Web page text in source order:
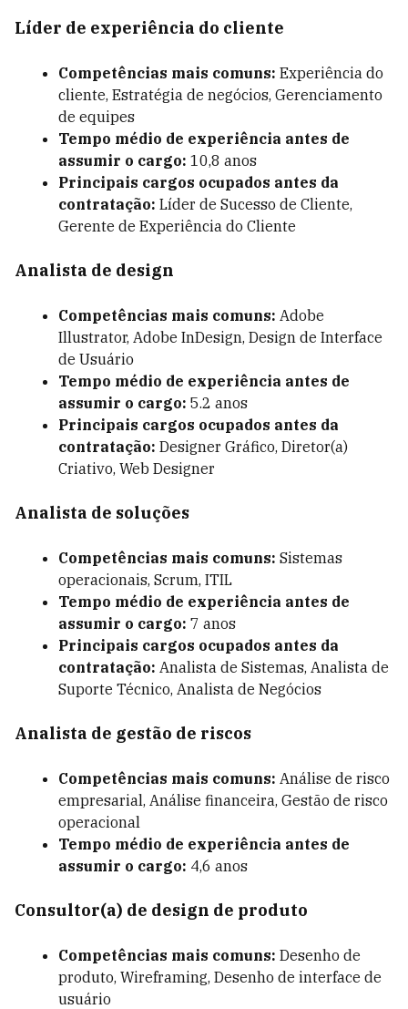
Líder de experiência do cliente
Competências mais comuns: Experiência do
cliente, Estratégia de negócios, Gerenciamento
de equipes
Tempo médio de experiência antes de
assumir o cargo: 10,8 anos
Principais cargos ocupados antes da
contratação: Líder de Sucesso de Cliente,
Gerente de Experiência do Cliente
Analista de design
Competências mais comuns: Adobe
Illustrator, Adobe InDesign, Design de Interface
de Usuário
Tempo médio de experiência antes de
assumir o cargo: 5.2 anos
Principais cargos ocupados antes da
contratação: Designer Gráfico, Diretor(a)
Criativo, Web Designer
Analista de soluções
Competências mais comuns: Sistemas
operacionais, Scrum, ITIL
Tempo médio de experiência antes de
assumir o cargo: 7 anos
Principais cargos ocupados antes da
contratação: Analista de Sistemas, Analista de
Suporte Técnico, Analista de Negócios
Analista de gestão de riscos
Competências mais comuns: Análise de risco
empresarial, Análise financeira, Gestão de risco
operacional
Tempo médio de experiência antes de
assumir o cargo: 4,6 anos
Consultor(a) de design de produto
Competências mais comuns: Desenho de
produto, Wireframing, Desenho de interface de
usuário